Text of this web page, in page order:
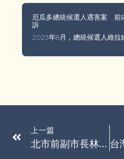
厄瓜多總統候選人遇害案 前
訴
2023年8月，總統候選人維拉
上一篇
北市前副市長林欽榮透過白手套向沈慶京索賄？ 北檢：去年已分案調查